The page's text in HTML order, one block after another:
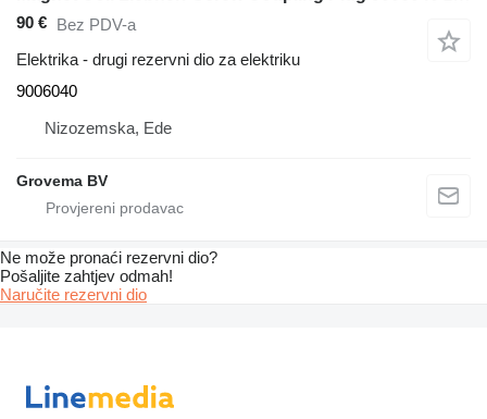
90 € Bez PDV-a
Elektrika - drugi rezervni dio za elektriku
9006040
Nizozemska, Ede
Grovema BV
Ne može pronaći rezervni dio?
Pošaljite zahtjev odmah!
Naručite rezervni dio